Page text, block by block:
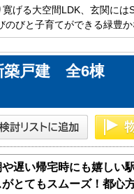
げる大空間LDK、玄関に
びと子育てができる緑豊
築戸建 全6棟
遅い帰宅時にも嬉しい
とてもスムーズ！都心
千代方面エリアの土地
一戸建
一戸建